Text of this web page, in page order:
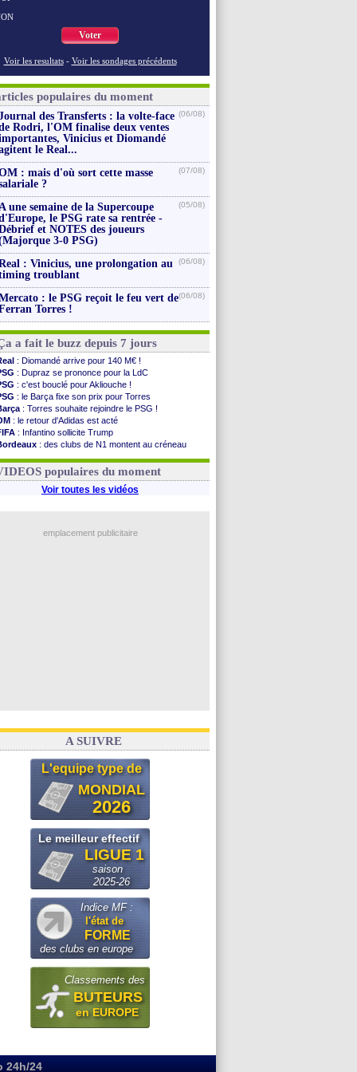
Voter
Voir les resultats - Voir les sondages précédents
populaires du moment
des Transferts : la volte-face
Rodri, l'OM finalise deux ventes
Vinicius et Diomandé
le Real...
(06/08)
: mais d'où sort cette masse
?
(07/08)
une semaine de la Supercoupe
le PSG rate sa rentrée -
et NOTES des joueurs
3-0 PSG)
(05/08)
: Vinicius, une prolongation au
troublant
(06/08)
: le PSG reçoit le feu vert de
Torres !
(06/08)
a fait le buzz depuis 7 jours
: Diomandé arrive pour 140 M€ !
: Dupraz se prononce pour la LdC
: c'est bouclé pour Akliouche !
: le Barça fixe son prix pour Torres
: Torres souhaite rejoindre le PSG !
: le retour d'Adidas est acté
: Infantino sollicite Trump
: des clubs de N1 montent au créneau
: le démenti de Leipzig pour Diomandé
populaires du moment
Voir toutes les vidéos
emplacement publicitaire
A SUIVRE
L'equipe type de
MONDIAL
2026
Le meilleur effectif
LIGUE 1
saison
2025-26
Indice MF :
l'état de
FORME
des clubs en europe
Classements des
BUTEURS
en EUROPE
24h/24